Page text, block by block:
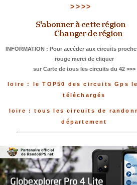
>>>>
INFORMATION : Pour accéder aux circuits
rouge merci de cliquer
sur Carte de tous les circuits du 42 >>>
loire : le TOP50 des circuits Gps
téléchargés
loire : tous les circuits de
département